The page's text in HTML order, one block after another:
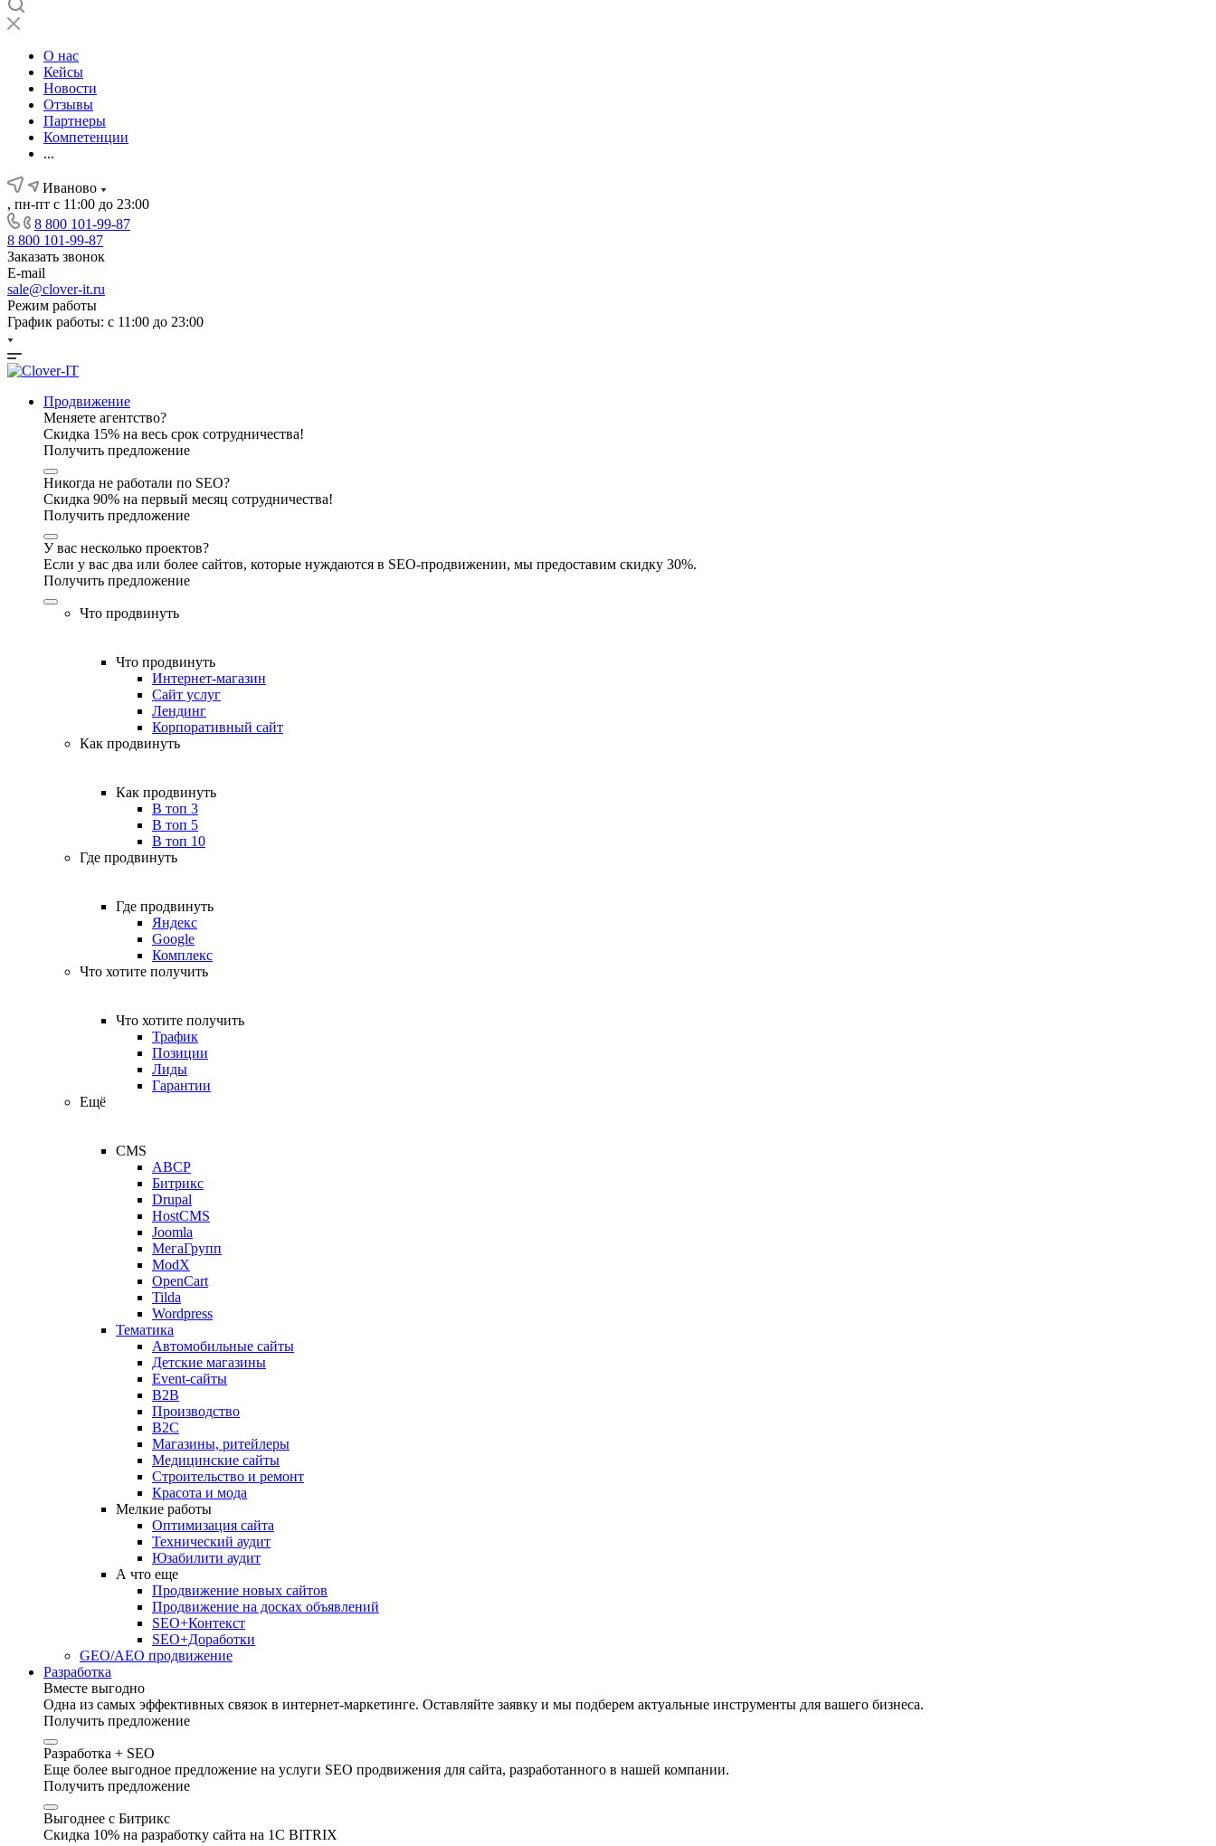
О нас
Кейсы
Новости
Отзывы
Партнеры
Компетенции
...
Иваново
, пн-пт с 11:00 до 23:00
8 800 101-99-87
8 800 101-99-87
Заказать звонок
E-mail
sale@clover-it.ru
Режим работы
График работы: с 11:00 до 23:00
Продвижение
Меняете агентство?
Скидка 15% на весь срок сотрудничества!
Получить предложение
Никогда не работали по SEO?
Скидка 90% на первый месяц сотрудничества!
Получить предложение
У вас несколько проектов?
Если у вас два или более сайтов, которые нуждаются в SEO-продвижении, мы предоставим скидку 30%.
Получить предложение
Что продвинуть
Что продвинуть
Интернет-магазин
Сайт услуг
Лендинг
Корпоративный сайт
Как продвинуть
Как продвинуть
В топ 3
В топ 5
В топ 10
Где продвинуть
Где продвинуть
Яндекс
Google
Комплекс
Что хотите получить
Что хотите получить
Трафик
Позиции
Лиды
Гарантии
Ещё
CMS
ABCP
Битрикс
Drupal
HostCMS
Joomla
МегаГрупп
ModX
OpenCart
Tilda
Wordpress
Тематика
Автомобильные сайты
Детские магазины
Event-сайты
B2B
Производство
B2C
Магазины, ритейлеры
Медицинские сайты
Строительство и ремонт
Красота и мода
Мелкие работы
Оптимизация сайта
Технический аудит
Юзабилити аудит
А что еще
Продвижение новых сайтов
Продвижение на досках объявлений
SEO+Контекст
SEO+Доработки
GEO/AEO продвижение
Разработка
Вместе выгодно
Одна из самых эффективных связок в интернет-маркетинге. Оставляйте заявку и мы подберем актуальные инструменты для вашего бизнеса.
Получить предложение
Разработка + SEO
Еще более выгодное предложение на услуги SEO продвижения для сайта, разработанного в нашей компании.
Получить предложение
Выгоднее с Битрикс
Скидка 10% на разработку сайта на 1C BITRIX